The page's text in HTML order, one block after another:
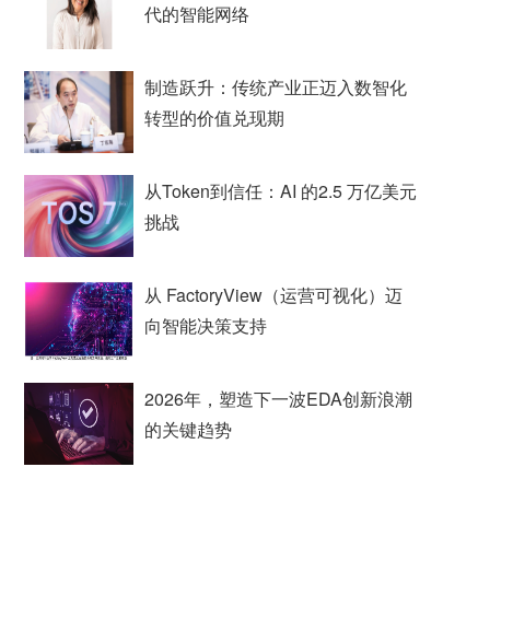
代的智能网络
制造跃升：传统产业正迈入数智化
转型的价值兑现期
从Token到信任：AI 的2.5 万亿美元
挑战
从 FactoryView（运营可视化）迈
向智能决策支持
2026年，塑造下一波EDA创新浪潮
的关键趋势